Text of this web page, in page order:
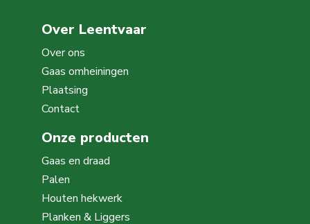
Over Leentvaar
Over ons
Gaas omheiningen
Plaatsing
Contact
Onze producten
Gaas en draad
Palen
Houten hekwerk
Planken & Liggers